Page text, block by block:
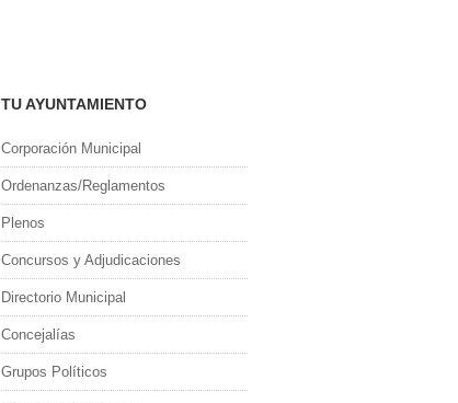
TU AYUNTAMIENTO
Corporación Municipal
Ordenanzas/Reglamentos
Plenos
Concursos y Adjudicaciones
Directorio Municipal
Concejalías
Grupos Políticos